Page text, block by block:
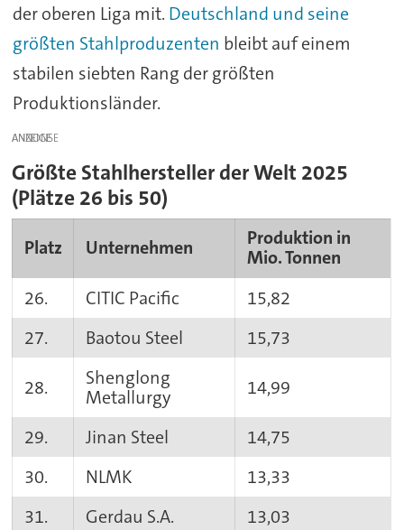
der oberen Liga mit. Deutschland und seine
größten Stahlproduzenten bleibt auf einem
stabilen siebten Rang der größten
Produktionsländer.
ANZEIGE
Größte Stahlhersteller der Welt 2025
(Plätze 26 bis 50)
Platz Unternehmen
Produktion in
Mio. Tonnen
26.
CITIC Pacific
15,82
27.
Baotou Steel 15,73
28.
Shenglong
Metallurgy
14,99
29. Jinan Steel
14,75
30.
NLMK
13,33
31.
Gerdau S.A.
13,03